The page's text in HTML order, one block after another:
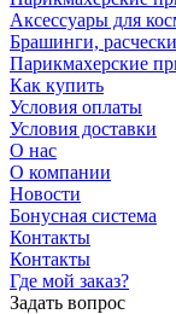
Аксессуары для
Брашинги, расчески
Парикмахерские
Как купить
Условия оплаты
Условия доставки
О нас
О компании
Новости
Бонусная система
Контакты
Контакты
Где мой заказ?
Задать вопрос